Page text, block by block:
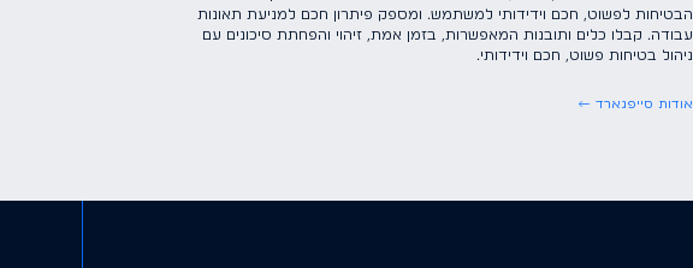
הבטיחות לפשוט, חכם וידידותי למשתמש. ומספק פיתרון חכם למניעת תאונות
עבודה. קבלו כלים ותובנות המאפשרות, בזמן אמת, זיהוי והפחתת סיכונים עם
ניהול בטיחות פשוט, חכם וידידותי.
אודות סייפגארד